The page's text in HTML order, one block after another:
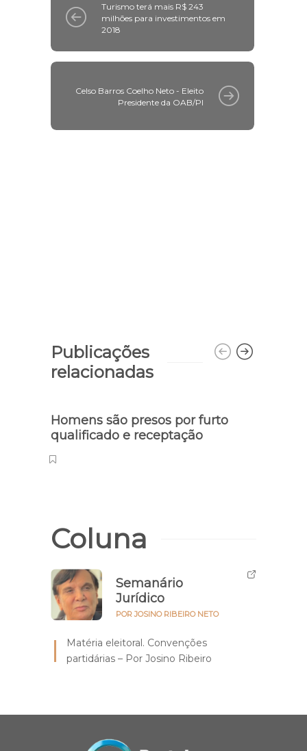
Turismo terá mais R$ 243
milhões para investimentos em
2018
Celso Barros Coelho Neto - Eleito
Presidente da OAB/PI
Publicações
relacionadas
Homens são presos por furto
qualificado e receptação
Coluna
Semanário
Jurídico
POR JOSINO RIBEIRO NETO
Matéria eleitoral. Convenções
partidárias – Por Josino Ribeiro